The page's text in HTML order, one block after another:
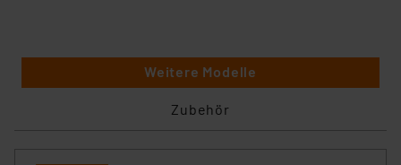
Weitere Modelle
Zubehör